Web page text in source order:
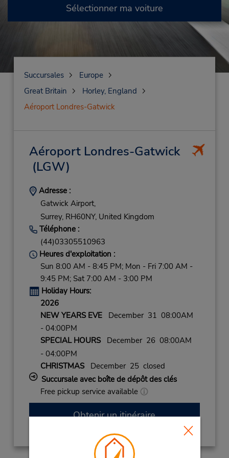
Sélectionner ma voiture
Succursales
Europe
Great Britain
Horley, England
Aéroport Londres-Gatwick
Aéroport Londres-Gatwick
(LGW)
Adresse :
Gatwick Airport,
Surrey, RH60NY, United Kingdom
Téléphone :
(44)03305510963
Heures d'exploitation :
Sun 8:00 AM - 8:45 PM; Mon - Fri 7:00 AM -
9:45 PM; Sat 7:00 AM - 3:00 PM
Holiday Hours:
2026
NEW YEARS EVEDecember 31 08:00AM
- 04:00PM
SPECIAL HOURSDecember 26 08:00AM
- 04:00PM
CHRISTMASDecember 25 closed
Succursale avec boîte de dépôt des clés
Free pickup service available
Obtenir un itinéraire